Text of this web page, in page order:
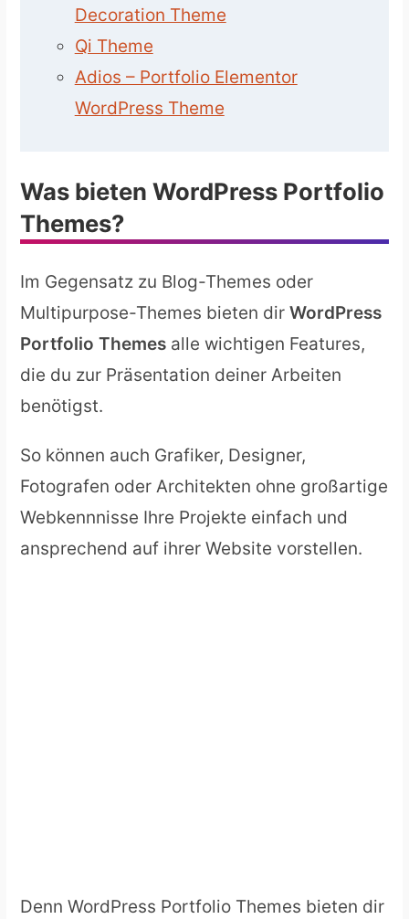
Decoration Theme
Qi Theme
Adios – Portfolio Elementor
WordPress Theme
Was bieten WordPress Portfolio
Themes?
Im Gegensatz zu Blog-Themes oder
Multipurpose-Themes bieten dir WordPress
Portfolio Themesalle wichtigen Features,
die du zur Präsentation deiner Arbeiten
benötigst.
So können auch Grafiker, Designer,
Fotografen oder Architekten ohne großartige
Webkennnisse Ihre Projekte einfach und
ansprechend auf ihrer Website vorstellen.
Denn WordPress Portfolio Themes bieten dir